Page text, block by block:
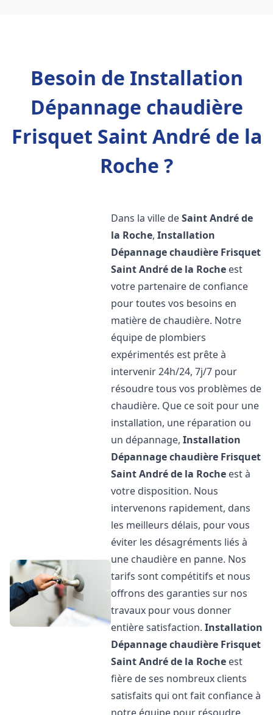
Besoin de Installation
Dépannage chaudière
Frisquet Saint André de la
Roche ?
Dans la ville deSaint André de
la Roche,Installation
Dépannage chaudière Frisquet
Saint André de la Roche est
votre partenaire de confiance
pour toutes vos besoins en
matière de chaudière. Notre
équipe de plombiers
expérimentés est prête à
intervenir 24h/24, 7j/7 pour
résoudre tous vos problèmes de
chaudière. Que ce soit pour une
installation, une réparation ou
un dépannage,Installation
Dépannage chaudière Frisquet
Saint André de la Roche est à
votre disposition. Nous
intervenons rapidement, dans
les meilleurs délais, pour vous
éviter les désagréments liés à
une chaudière en panne. Nos
tarifs sont compétitifs et nous
offrons des garanties sur nos
travaux pour vous donner
entière satisfaction.Installation
Dépannage chaudière Frisquet
Saint André de la Roche est
fière de ses nombreux clients
satisfaits qui ont fait confiance à